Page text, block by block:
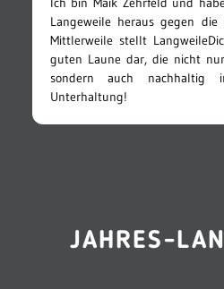
Langeweile heraus gegen die
Mittlerweile stellt
guten Laune dar, die nicht
sondern auch nachhaltig
Unterhaltung!
JAHRES-